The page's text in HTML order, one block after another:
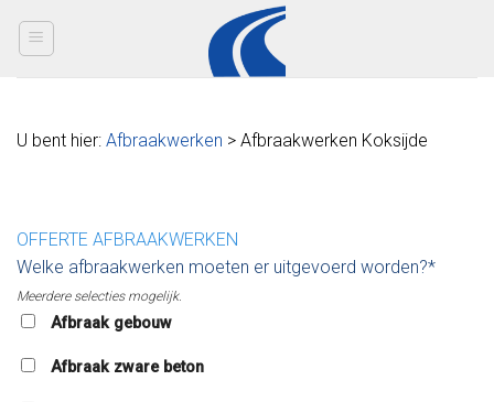
U bent hier: Afbraakwerken > Afbraakwerken Koksijde
OFFERTE AFBRAAKWERKEN
Welke afbraakwerken moeten er uitgevoerd worden?*
Meerdere selecties mogelijk.
Afbraak gebouw
Afbraak zware beton